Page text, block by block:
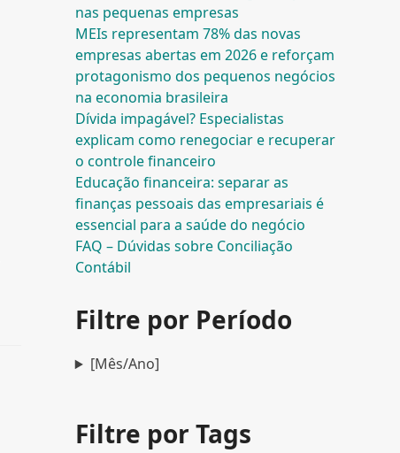
nas pequenas empresas
MEIs representam 78% das novas
empresas abertas em 2026 e reforçam
protagonismo dos pequenos negócios
na economia brasileira
Dívida impagável? Especialistas
explicam como renegociar e recuperar
o controle financeiro
Educação financeira: separar as
finanças pessoais das empresariais é
essencial para a saúde do negócio
FAQ – Dúvidas sobre Conciliação
Contábil
Filtre por Período
[Mês/Ano]
Filtre por Tags